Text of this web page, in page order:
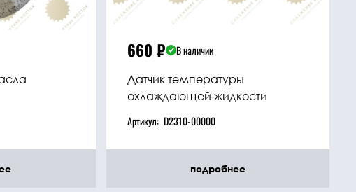
660 ₽
В наличии
Датчик температуры
охлаждающей жидкости
Артикул: D2310-00000
подробнее